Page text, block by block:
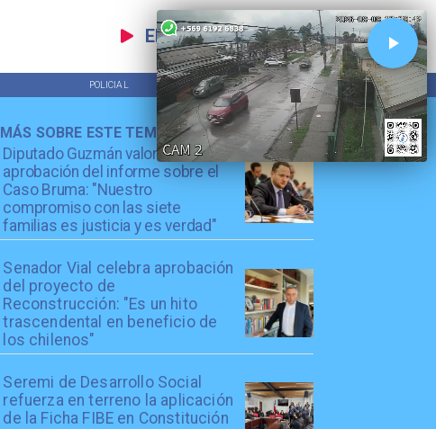
EN VIVO
POLICIAL TENDENCIAS
Diputado Guzmán valora
aprobación del informe sobre el
Caso Bruma: "Nuestro
compromiso con las siete
familias es justicia y es verdad"
Senador Vial celebra aprobación
del proyecto de
Reconstrucción: "Es un hito
trascendental en beneficio de
los chilenos"
Seremi de Desarrollo Social
refuerza en terreno la aplicación
de la Ficha FIBE en Constitución
MÁS SOBRE ESTE TEMA